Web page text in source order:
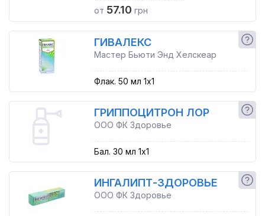
от 57.10 грн
ГИВАЛЕКС
Мастер Бьюти Энд Хелскеар
Флак. 50 мл 1x1
ГРИППОЦИТРОН ЛОР
ООО ФК Здоровье
Бал. 30 мл 1x1
ИНГАЛИПТ-ЗДОРОВЬЕ
ООО ФК Здоровье